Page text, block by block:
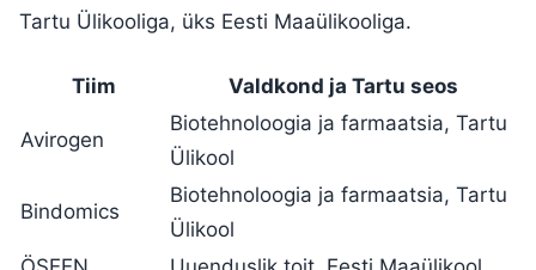
Tartu Ülikooliga, üks Eesti Maaülikooliga.
Tiim Valdkond ja Tartu seos
Avirogen
Biotehnoloogia ja farmaatsia, Tartu
Ülikool
Bindomics
Biotehnoloogia ja farmaatsia, Tartu
Ülikool